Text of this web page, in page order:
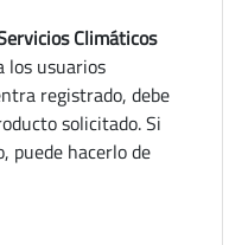
Climáticos
los usuarios
registrado, debe
solicitado. Si
puede hacerlo de